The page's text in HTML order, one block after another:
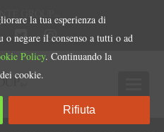
la tua esperienza di
o negare il consenso a tutti o ad
Policy. Continuando la
cookie.
Rifiuta